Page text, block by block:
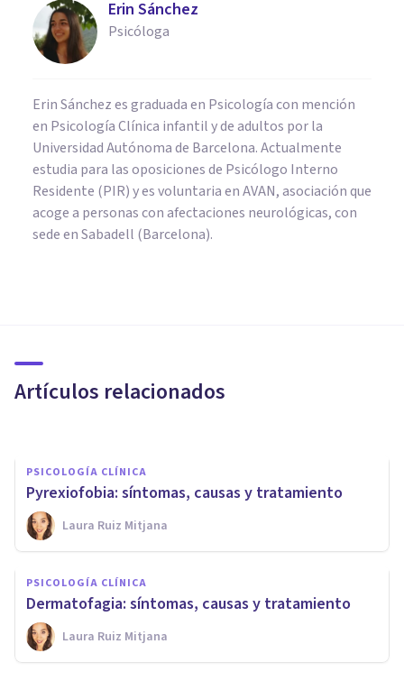
Erin Sánchez
Psicóloga
Erin Sánchez es graduada en Psicología con mención
en Psicología Clínica infantil y de adultos por la
Universidad Autónoma de Barcelona. Actualmente
estudia para las oposiciones de Psicólogo Interno
Residente (PIR) y es voluntaria en AVAN, asociación que
acoge a personas con afectaciones neurológicas, con
sede en Sabadell (Barcelona).
Artículos relacionados
y tratamiento
PSICOLOGÍA CLÍNICA
Pyrexiofobia: síntomas, causas y tratamiento
Laura Ruiz Mitjana
PSICOLOGÍA CLÍNICA
Dermatofagia: síntomas, causas y tratamiento
Laura Ruiz Mitjana
PSICOLOGÍA CLÍNICA
Ictiofobia (fobia a los peces):
síntomas, causas y tratamiento
Isabel Rovira Salvador